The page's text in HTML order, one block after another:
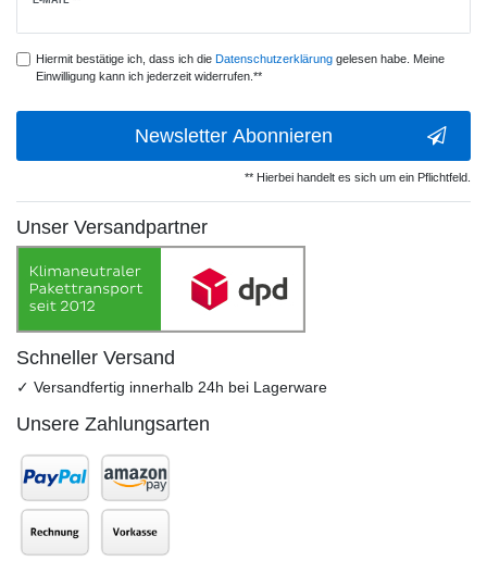
Hiermit bestätige ich, dass ich die Daten­schutz­erklärunggelesen habe. Meine
Einwilligung kann ich jederzeit widerrufen.**
Newsletter Abonnieren
** Hierbei handelt es sich um ein Pflichtfeld.
Unser Versandpartner
Schneller Versand
✓ Versandfertig innerhalb 24h bei Lagerware
Unsere Zahlungsarten